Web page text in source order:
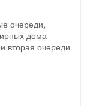
очереди,
дома
вторая очереди